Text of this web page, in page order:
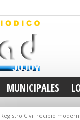
MUNICIPALES
Registro Civil recibió